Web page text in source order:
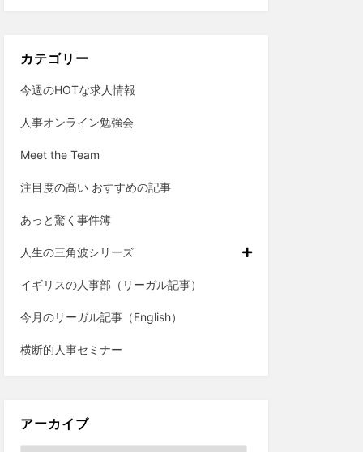
カテゴリー
今週のHOTな求人情報
人事オンライン勉強会
Meet the Team
注目度の高い おすすめの記事
あっと驚く事件簿
人生の三角波シリーズ
イギリスの人事部（リーガル記事）
今月のリーガル記事（English）
横断的人事セミナー
アーカイブ